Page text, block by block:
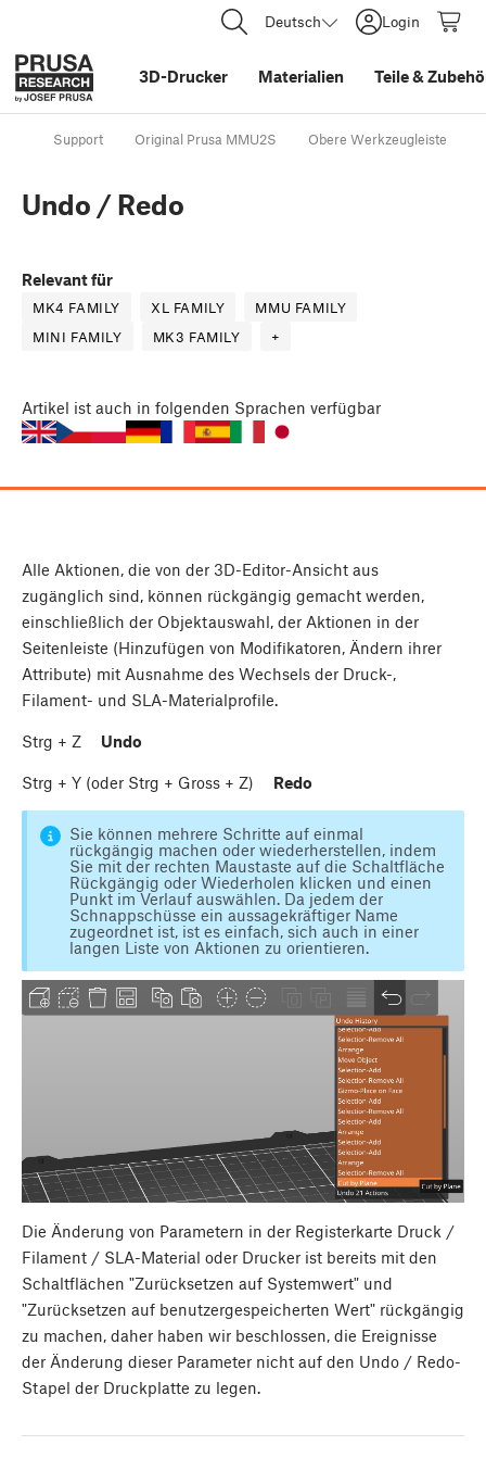
Deutsch Login
3D-Drucker Materialien Teile&
Support Original Prusa MMU2S Obere Werkzeugleiste
Undo / Redo
Relevant für
MK4 FAMILY XL FAMILY
MMU FAMILY
MINI FAMILY
MK3 FAMILY +
Artikel ist auch in folgenden Sprachen verfügbar
Alle Aktionen, die von der 3D-Editor-Ansicht aus
zugänglich sind, können rückgängig gemacht werden,
einschließlich der Objektauswahl, der Aktionen in der
Seitenleiste (Hinzufügen von Modifikatoren, Ändern ihrer
Attribute) mit Ausnahme des Wechsels der Druck-,
Filament- und SLA-Materialprofile.
Strg + Z Undo
Strg + Y (oder Strg + Gross + Z) Redo
Sie können mehrere Schritte auf einmal
rückgängig machen oder wiederherstellen, indem
Sie mit der rechten Maustaste auf die Schaltfläche
Rückgängig oder Wiederholen klicken und einen
Punkt im Verlauf auswählen. Da jedem der
Schnappschüsse ein aussagekräftiger Name
zugeordnet ist, ist es einfach, sich auch in einer
langen Liste von Aktionen zu orientieren.
Die Änderung von Parametern in der Registerkarte Druck /
Filament / SLA-Material oder Drucker ist bereits mit den
Schaltflächen "Zurücksetzen auf Systemwert" und
"Zurücksetzen auf benutzergespeicherten Wert" rückgängig
zu machen, daher haben wir beschlossen, die Ereignisse
der Änderung dieser Parameter nicht auf den Undo / Redo-
Stapel der Druckplatte zu legen.